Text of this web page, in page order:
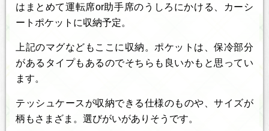
はまとめて運転席or助手席のうしろにかける、カーシ
ートポケットに収納予定。
上記のマグなどもここに収納。ポケットは、保冷部分
があるタイプもあるのでそちらも良いかもと思ってい
ます。
テッシュケースが収納できる仕様のものや、サイズが
柄もさまざま。選びがいがありそうです。